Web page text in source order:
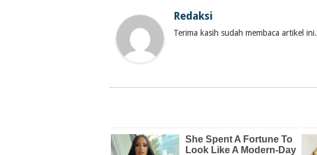
Redaksi
Terima kasih sudah membaca artikel ini.